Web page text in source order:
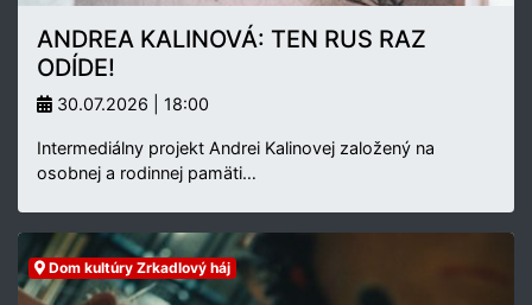
ANDREA KALINOVÁ: TEN RUS RAZ
ODÍDE!
30.07.2026 | 18:00
Intermediálny projekt Andrei Kalinovej založený na
osobnej a rodinnej pamäti…
Dom kultúry Zrkadlový háj